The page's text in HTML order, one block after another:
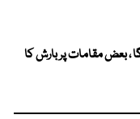
، بعض مقامات پر بارش کا